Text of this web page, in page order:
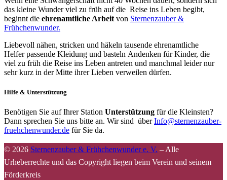
das kleine Wunder viel zu früh auf die Reise ins Leben begibt,
beginnt die ehrenamtliche Arbeit von Sternenzauber &
Frühchenwunder.
Liebevoll nähen, stricken und häkeln tausende ehrenamtliche
Helfer passende Kleidung und basteln Andenken für Kinder, die
viel zu früh die Reise ins Leben antreten und manchmal leider nur
sehr kurz in der Mitte ihrer Lieben verweilen dürfen.
Hilfe & Unterstützung
Benötigen Sie auf Ihrer Station Unterstützung für die Kleinsten?
Dann sprechen Sie uns bitte an. Wir sind überInfo@sternenzauber-
fruehchenwunder.de für Sie da.
© 2026 Sternenzauber & Frühchenwunder e. V. – Alle
Urheberrechte und das Copyright liegen beim Verein und seinem
Förderkreis